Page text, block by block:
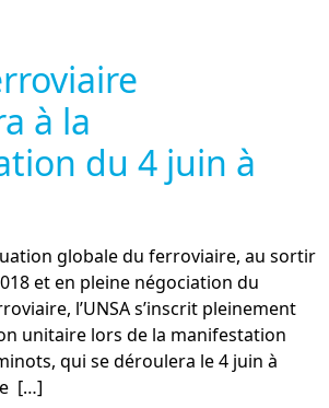
à la
du 4 juin à
globale du ferroviaire, au sortir
et en pleine négociation du
l’UNSA s’inscrit pleinement
unitaire lors de la manifestation
qui se déroulera le 4 juin à
[…]